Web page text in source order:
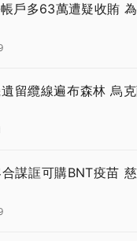
戶多63萬遭疑收賄
留纜線遍布森林 烏
謀誆可購BNT疫苗 慈